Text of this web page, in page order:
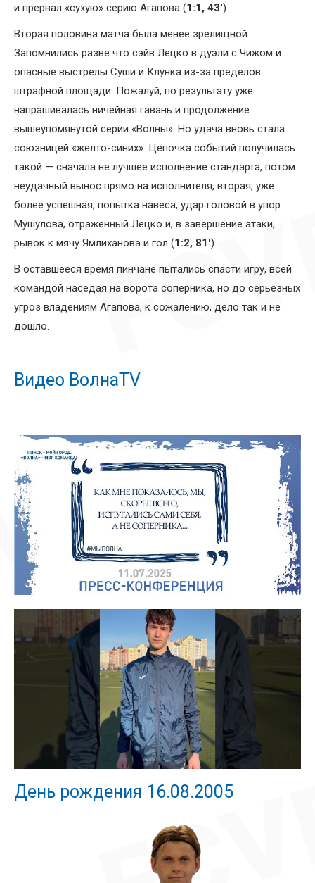
и прервал «сухую» серию Агапова (1:1, 43′).
Вторая половина матча была менее зрелищной.
Запомнились разве что сэйв Лецко в дуэли с Чижом и
опасные выстрелы Суши и Клунка из-за пределов
штрафной площади. Пожалуй, по результату уже
напрашивалась ничейная гавань и продолжение
вышеупомянутой серии «Волны». Но удача вновь стала
союзницей «жёлто-синих». Цепочка событий получилась
такой — сначала не лучшее исполнение стандарта, потом
неудачный вынос прямо на исполнителя, вторая, уже
более успешная, попытка навеса, удар головой в упор
Мушулова, отражённый Лецко и, в завершение атаки,
рывок к мячу Ямлиханова и гол (1:2, 81′).
В оставшееся время пинчане пытались спасти игру, всей
командой наседая на ворота соперника, но до серьёзных
угроз владениям Агапова, к сожалению, дело так и не
дошло.
Видео ВолнаTV
День рождения 16.08.2005